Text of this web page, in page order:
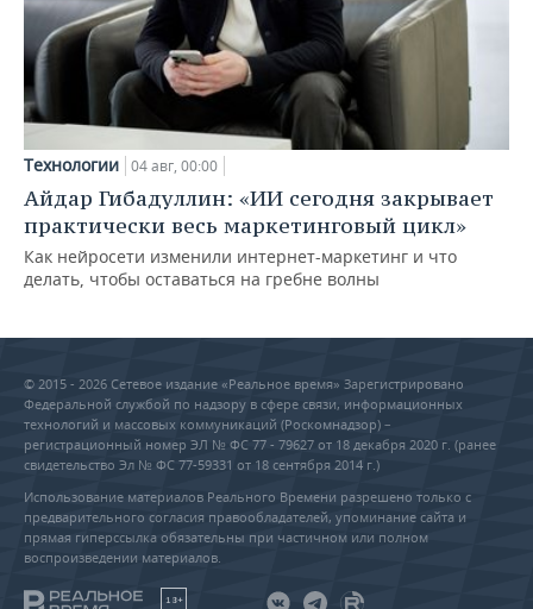
Технологии 04 авг, 00:00
Айдар Гибадуллин: «ИИ сегодня закрывает
практически весь маркетинговый цикл»
Как нейросети изменили интернет-маркетинг и что
делать, чтобы оставаться на гребне волны
© 2015 - 2026 Сетевое издание «Реальное время» Зарегистрировано
Федеральной службой по надзору в сфере связи, информационных
технологий и массовых коммуникаций (Роскомнадзор) –
регистрационный номер ЭЛ № ФС 77 - 79627 от 18 декабря 2020 г. (ранее
свидетельство Эл № ФС 77-59331 от 18 сентября 2014 г.)
Использование материалов Реального Времени разрешено только с
предварительного согласия правообладателей, упоминание сайта и
прямая гиперссылка обязательны при частичном или полном
воспроизведении материалов.
18+